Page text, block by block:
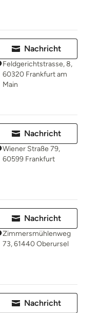
Nachricht
Feldgerichtstrasse, 8,
60320 Frankfurt am
Main
Nachricht
Wiener Straße 79,
60599 Frankfurt
Nachricht
Zimmersmühlenweg
73, 61440 Oberursel
Nachricht